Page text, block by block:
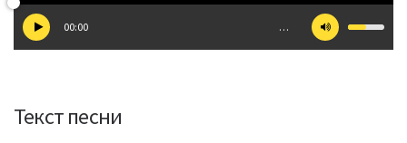
00:00 …
Текст песни